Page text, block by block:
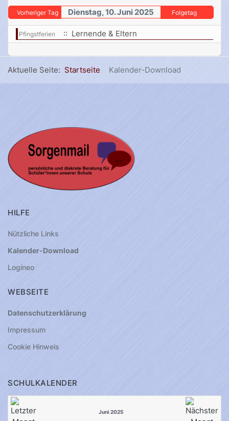
Vorheriger Tag Dienstag, 10. Juni 2025 Folgetag
Pfingstferien :: Lernende & Eltern
Aktuelle Seite: Startseite Kalender-Download
HILFE
Nützliche Links
Kalender-Download
Logineo
WEBSEITE
Datenschutzerklärung
Impressum
Cookie Hinweis
SCHULKALENDER
Juni 2025